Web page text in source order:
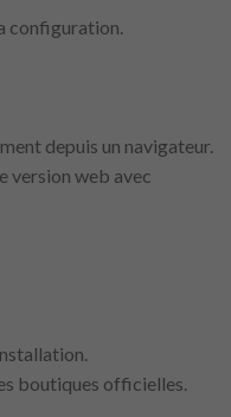
configuration.
depuis un navigateur.
version web avec
boutiques officielles.